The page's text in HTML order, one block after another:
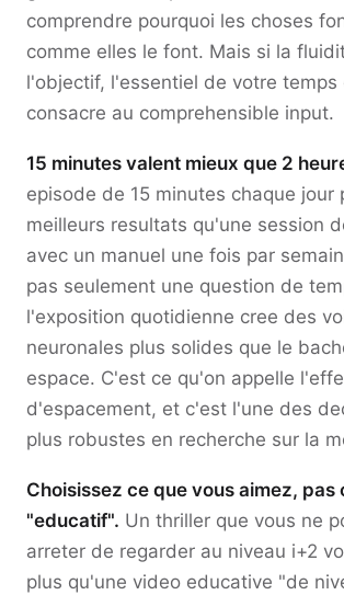
comprendre pourquoi les choses
comme elles le font. Mais si la
l'objectif, l'essentiel de votre temps
consacre au comprehensible input.
15 minutes valent mieux que 2
episode de 15 minutes chaque jour
meilleurs resultats qu'une session
avec un manuel une fois par
pas seulement une question de
l'exposition quotidienne cree des
neuronales plus solides que le
espace. C'est ce qu'on appelle
d'espacement, et c'est l'une des
plus robustes en recherche sur la
Choisissez ce que vous aimez, pas
"educatif". Un thriller que vous ne
arreter de regarder au niveau i+2
plus qu'une video educative "de